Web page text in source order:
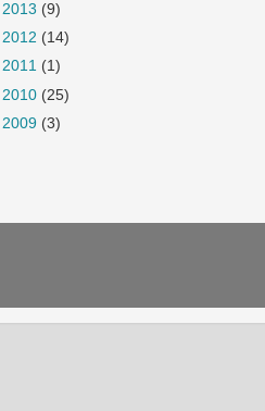
2013 (9)
2012 (14)
2011 (1)
2010 (25)
2009 (3)